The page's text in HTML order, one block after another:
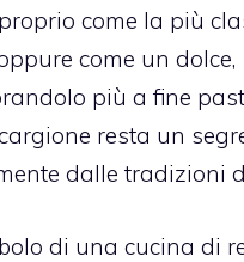
come la più
come un dolce,
più a fine
resta un
dalle tradizioni
di una cucina di